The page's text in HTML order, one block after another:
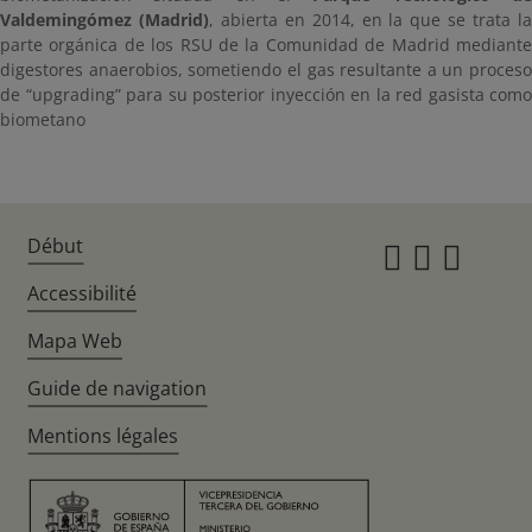
Valdemingómez (Madrid), abierta en 2014, en la que se trata la
parte orgánica de los RSU de la Comunidad de Madrid mediante
digestores anaerobios, sometiendo el gas resultante a un proceso
de “upgrading” para su posterior inyección en la red gasista como
biometano
Début
Accessibilité
Mapa Web
Guide de navigation
Mentions légales